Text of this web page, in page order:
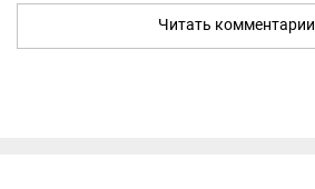
Читать комментарии